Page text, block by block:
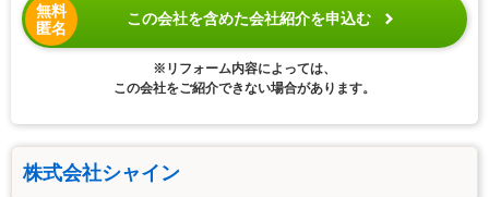
無料
匿名
この会社を含めた会社紹介を申込む
※リフォーム内容によっては、
この会社をご紹介できない場合があります。
株式会社シャイン